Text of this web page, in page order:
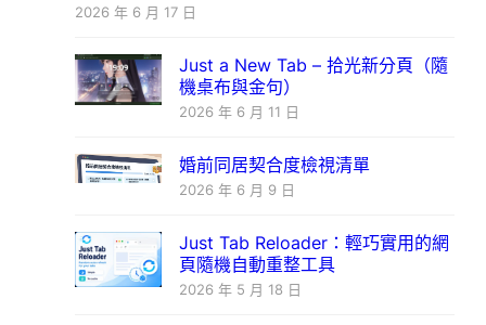
2026 年 6 月 17 日
Just a New Tab – 拾光新分頁（隨
機桌布與金句）
2026 年 6 月 11 日
婚前同居契合度檢視清單
2026 年 6 月 9 日
Just Tab Reloader：輕巧實用的網
頁隨機自動重整工具
2026 年 5 月 18 日